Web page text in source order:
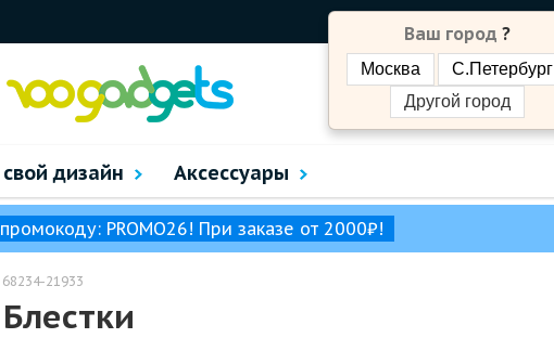
Ваш город ?
Москва
С.Петербург
Другой город
дизайн Аксессуары
PROMO26! При заказе от 2000₽!
68234-21933